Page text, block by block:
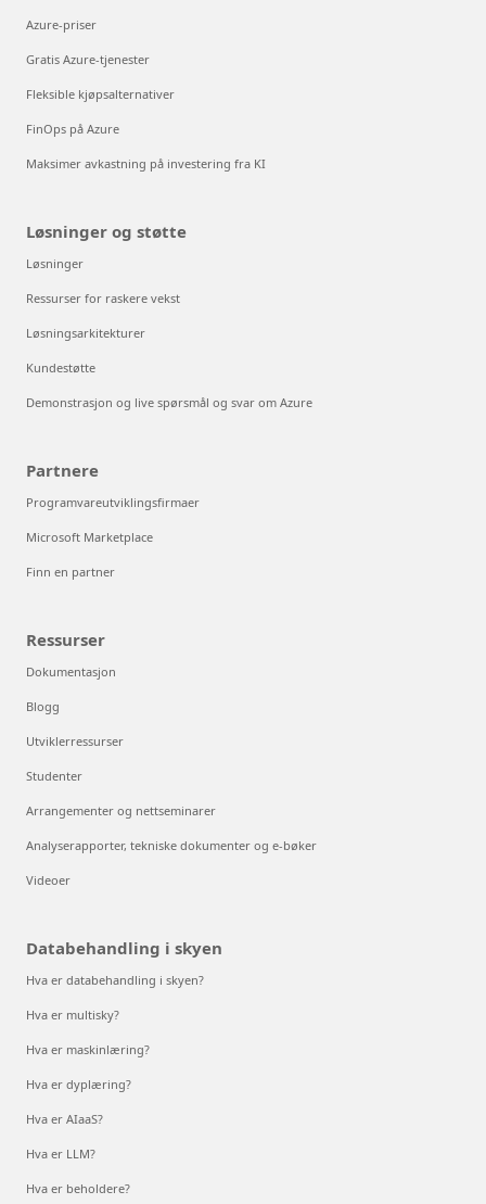
Azure-priser
Gratis Azure-tjenester
Fleksible kjøpsalternativer
FinOps på Azure
Maksimer avkastning på investering fra KI
Løsninger og støtte
Løsninger
Ressurser for raskere vekst
Løsningsarkitekturer
Kundestøtte
Demonstrasjon og live spørsmål og svar om Azure
Partnere
Programvareutviklingsfirmaer
Microsoft Marketplace
Finn en partner
Ressurser
Dokumentasjon
Blogg
Utviklerressurser
Studenter
Arrangementer og nettseminarer
Analyserapporter, tekniske dokumenter og e-bøker
Videoer
Databehandling i skyen
Hva er databehandling i skyen?
Hva er multisky?
Hva er maskinlæring?
Hva er dyplæring?
Hva er AIaaS?
Hva er LLM?
Hva er beholdere?